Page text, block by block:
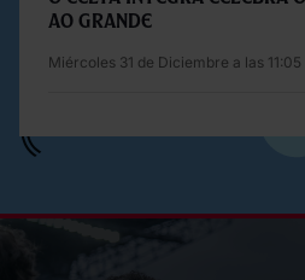
ao grande
Miércoles 31 de Diciembre a las 11:05